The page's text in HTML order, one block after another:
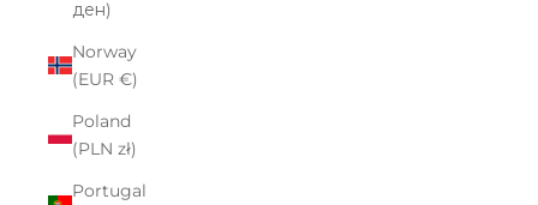
ден)
Norway
(EUR €)
Poland
(PLN zł)
Portugal